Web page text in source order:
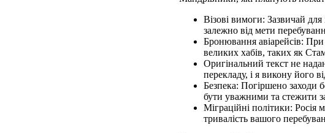
Візові вимоги: Зазвичай для
залежно від мети
Бронювання авіарейсів: При
великих хабів, таких як
Оригінальний текст не
перекладу, і я викону його
Безпека: Погіршено заходи
бути уважними та стежити
Міграційні політики: Росія
тривалість вашого